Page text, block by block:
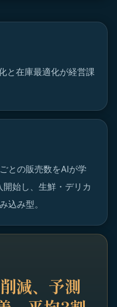
と在庫最適化が経営課
との販売数をAIが学
始し、生鮮・デリカ
込み型。
減、予測